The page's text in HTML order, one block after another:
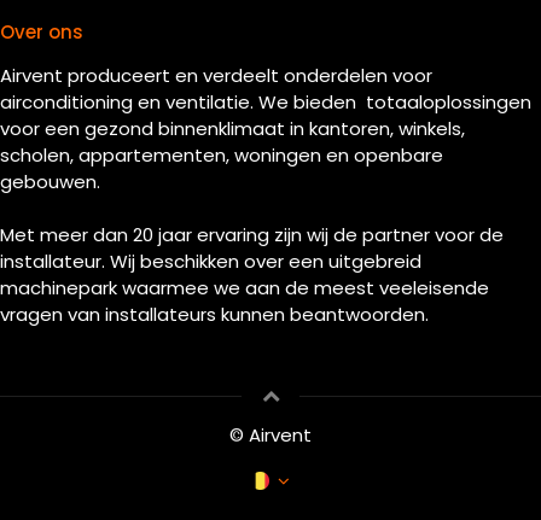
Over ons
Airvent produceert en verdeelt onderdelen voor
airconditioning en ventilatie. We bieden totaaloplossingen
voor een gezond binnenklimaat in kantoren, winkels,
scholen, appartementen, woningen en openbare
gebouwen.
Met meer dan 20 jaar ervaring zijn wij de partner voor de
installateur. Wij beschikken over een uitgebreid
machinepark waarmee we aan de meest veeleisende
vragen van installateurs kunnen beantwoorden.
© Airvent